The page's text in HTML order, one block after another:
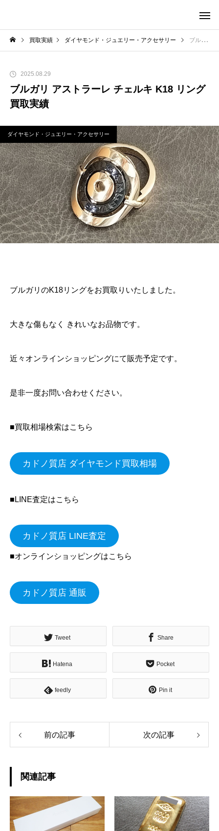
買取実績 ダイヤモンド・ジュエリー・アクセサリー ブルガリ アストラーレ チェルキ K18 リング 買取実績
2025.08.29
ブルガリ アストラーレ チェルキ K18 リング
買取実績
ダイヤモンド・ジュエリー・アクセサリー
ブルガリのK18リングをお買取りいたしました。
大きな傷もなく きれいなお品物です。
近々オンラインショッピングにて販売予定です。
是非一度お問い合わせください。
■買取相場検索はこちら
カドノ質店 ダイヤモンド買取相場
■LINE査定はこちら
カドノ質店 LINE査定
■オンラインショッピングはこちら
カドノ質店 通販
Tweet Share
Hatena Pocket
feedly Pin it
前の記事 次の記事
関連記事